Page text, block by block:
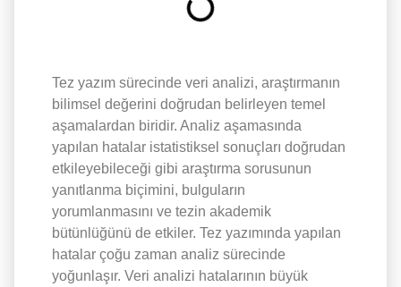
Tez yazım sürecinde veri analizi, araştırmanın
bilimsel değerini doğrudan belirleyen temel
aşamalardan biridir. Analiz aşamasında
yapılan hatalar istatistiksel sonuçları doğrudan
etkileyebileceği gibi araştırma sorusunun
yanıtlanma biçimini, bulguların
yorumlanmasını ve tezin akademik
bütünlüğünü de etkiler. Tez yazımında yapılan
hatalar çoğu zaman analiz sürecinde
yoğunlaşır. Veri analizi hatalarının büyük